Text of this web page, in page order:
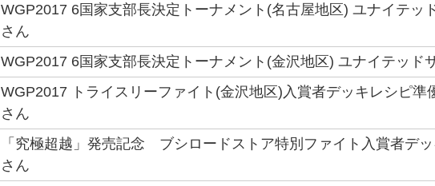
WGP2017 6国家支部長決定トーナメント(名古屋地区) ユナイテッ
さん
WGP2017 6国家支部長決定トーナメント(金沢地区) ユナイテッド
WGP2017 トライスリーファイト(金沢地区)入賞者デッキレシピ準
さん
「究極超越」発売記念 ブシロードストア特別ファイト入賞者デ
さん